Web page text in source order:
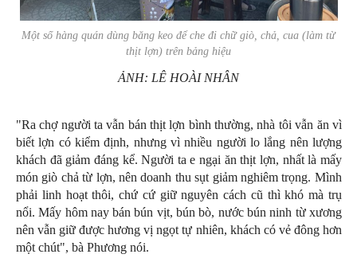
Một số hàng quán dùng băng keo để che đi chữ giò, chả, cua (làm từ
thịt lợn) trên bảng hiệu
ẢNH: LÊ HOÀI NHÂN
"Ra chợ người ta vẫn bán thịt lợn bình thường, nhà tôi vẫn ăn vì
biết lợn có kiểm định, nhưng vì nhiều người lo lắng nên lượng
khách đã giảm đáng kể. Người ta e ngại ăn thịt lợn, nhất là mấy
món giò chả từ lợn, nên doanh thu sụt giảm nghiêm trọng. Mình
phải linh hoạt thôi, chứ cứ giữ nguyên cách cũ thì khó mà trụ
nổi. Mấy hôm nay bán bún vịt, bún bò, nước bún ninh từ xương
nên vẫn giữ được hương vị ngọt tự nhiên, khách có vẻ đông hơn
một chút", bà Phương nói.